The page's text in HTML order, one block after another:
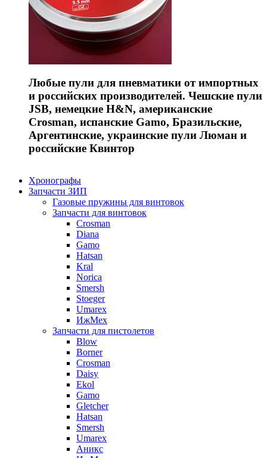
Любые пули для пневматики от импортных
и российских производителей. Чешские пули
JSB, немецкие H&N, американские
Crosman, испанские Gamo, Бразильские,
Аргентинские, украинские пули Люман и
российские Квинтор
Хронографы
Запчасти ЗИП
Газовые пружины для винтовок
Запчасти для винтовок
Crosman
Diana
Gamo
Hatsan
Kral
Norica
Smersh
Stoeger
Umarex
ИжМех
Запчасти для пистолетов
Blow
Borner
Crosman
Daisy
Ekol
Gamo
Gletcher
Hatsan
Smersh
Umarex
Аникс